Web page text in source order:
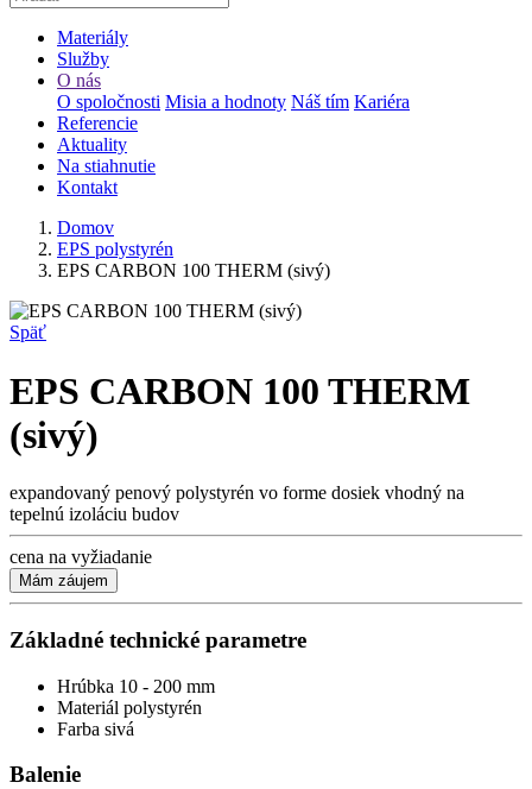
Materiály
Služby
O nás
O spoločnosti Misia a hodnoty Náš tím Kariéra
Referencie
Aktuality
Na stiahnutie
Kontakt
Domov
EPS polystyrén
EPS CARBON 100 THERM (sivý)
Späť
EPS CARBON 100 THERM
(sivý)
expandovaný penový polystyrén vo forme dosiek vhodný na
tepelnú izoláciu budov
cena na vyžiadanie
Mám záujem
Základné technické parametre
Hrúbka 10 - 200 mm
Materiál polystyrén
Farba sivá
Balenie